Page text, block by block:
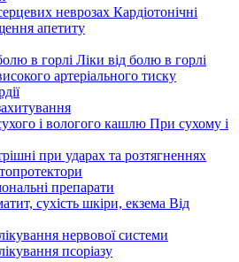
неврозах Кардіотонічні
апетиту
в горлі Ліки від болю в горлі
артеріального тиску
і вологого кашлю При сухому і
при ударах та розтягненнях
препарати
сухість шкіри, екзема Від
нервової системи
псоріазу